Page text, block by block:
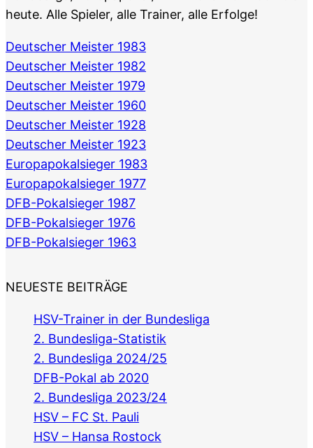
heute. Alle Spieler, alle Trainer, alle Erfolge!
Deutscher Meister 1983
Deutscher Meister 1982
Deutscher Meister 1979
Deutscher Meister 1960
Deutscher Meister 1928
Deutscher Meister 1923
Europapokalsieger 1983
Europapokalsieger 1977
DFB-Pokalsieger 1987
DFB-Pokalsieger 1976
DFB-Pokalsieger 1963
NEUESTE BEITRÄGE
HSV-Trainer in der Bundesliga
2. Bundesliga-Statistik
2. Bundesliga 2024/25
DFB-Pokal ab 2020
2. Bundesliga 2023/24
HSV – FC St. Pauli
HSV – Hansa Rostock